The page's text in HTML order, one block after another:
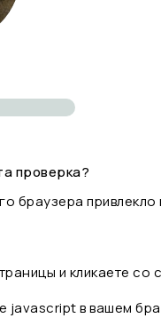
проверка?
браузера
и кликаете
javascript в вашем